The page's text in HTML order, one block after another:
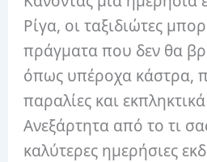
Ρίγα, οι ταξιδιώτες
πράγματα που δεν θα
όπως υπέροχα κάστρα,
παραλίες και
Ανεξάρτητα από το τι
καλύτερες ημερήσιες